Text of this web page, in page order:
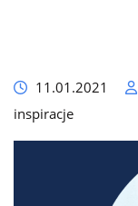
11.01.2021
inspiracje